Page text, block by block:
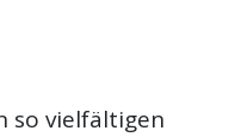
so vielfältigen